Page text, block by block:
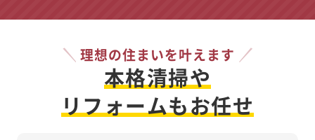
理想の住まいを叶えます
本格清掃や
リフォームもお任せ